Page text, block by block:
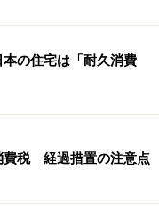
の住宅は「耐久消費
費税 経過措置の注意点